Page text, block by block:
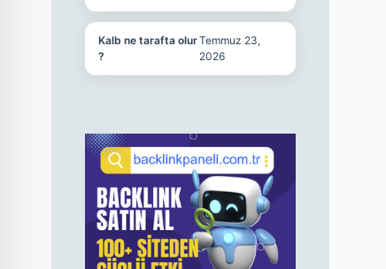
Kalb ne tarafta olur
?
Temmuz 23,
2026